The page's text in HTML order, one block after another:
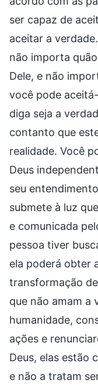
ser capaz de
aceitar a
não importa
Dele, e não
você pode
diga seja a
contanto que
realidade. Você
Deus
seu
submete à luz
e comunicada
pessoa tiver
ela poderá obter
transformação
que não amam a
humanidade,
ações e
Deus, elas estão
e não a tratam